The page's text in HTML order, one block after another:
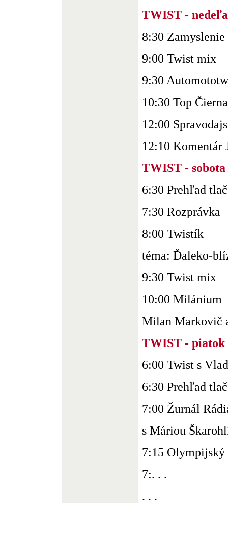
TWIST - nedeľa
8:30 Zamyslenie
9:00 Twist mix
9:30
10:30 Top
12:00
12:10 Komentár
TWIST - sobota
6:30 Prehľad
7:30 Rozprávka
8:00 Twistík
téma: Ďaleko-
9:30 Twist mix
10:00 Milánium
Milan Markovič
TWIST - piatok
6:00 Twist s
6:30 Prehľad
7:00 Žurnál
s Máriou
7:15 Olympijský
7:. . .
. . .